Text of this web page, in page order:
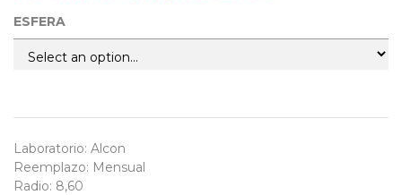
ESFERA
Laboratorio: Alcon
Reemplazo: Mensual
Radio: 8,60